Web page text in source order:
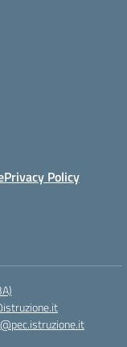
Privacy Policy